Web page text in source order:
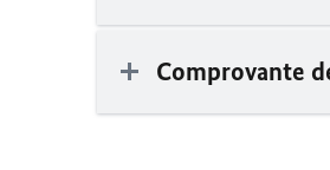
Comprovante